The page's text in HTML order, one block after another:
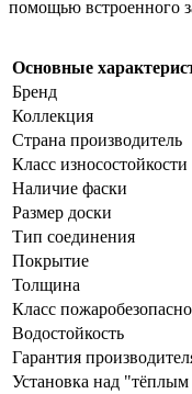
помощью встроенного
Основные
Бренд
Коллекция
Страна производитель
Класс износостойкости
Наличие фаски
Размер доски
Тип соединения
Покрытие
Толщина
Класс
Водостойкость
Гарантия
Установка над